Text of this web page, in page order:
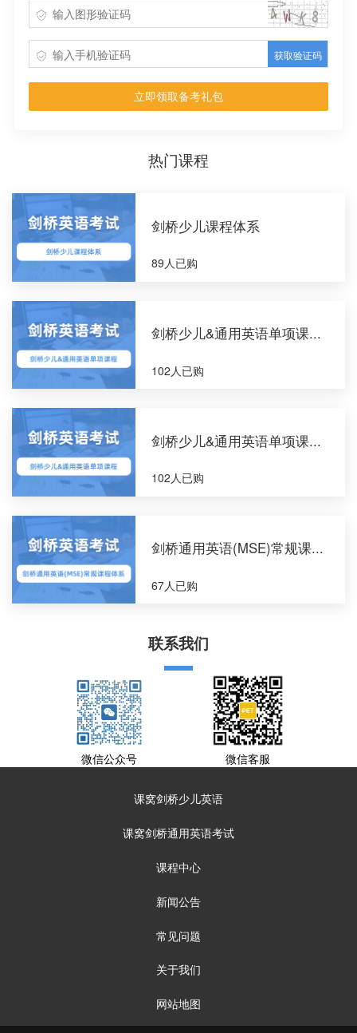
获取验证码
立即领取备考礼包
热门课程
剑桥少儿课程体系
89人已购
剑桥少儿&通用英语单项课...
102人已购
剑桥少儿&通用英语单项课...
102人已购
剑桥通用英语(MSE)常规课...
67人已购
联系我们
微信公众号 微信客服
课窝剑桥少儿英语
课窝剑桥通用英语考试
课程中心
新闻公告
常见问题
关于我们
网站地图